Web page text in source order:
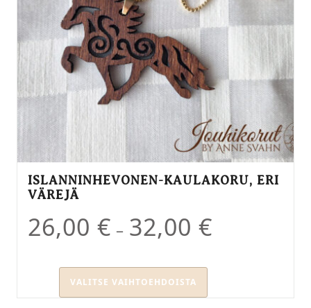
ISLANNINHEVONEN-KAULAKORU, ERI
VÄREJÄ
26,00 € – 32,00 €
VALITSE VAIHTOEHDOISTA